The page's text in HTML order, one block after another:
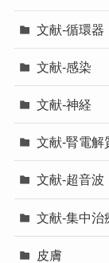
文献-循環器
文献-感染
文献-神経
文献-腎電解
文献-超音波
文献-集中治
皮膚